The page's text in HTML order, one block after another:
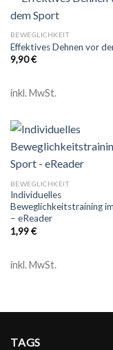
BEWEGLICHKEIT
Effektives Dehnen vor
9,90€
inkl. MwSt.
BEWEGLICHKEIT
Individuelles
Beweglichkeitstraining
– eReader
1,99€
inkl. MwSt.
TAGS